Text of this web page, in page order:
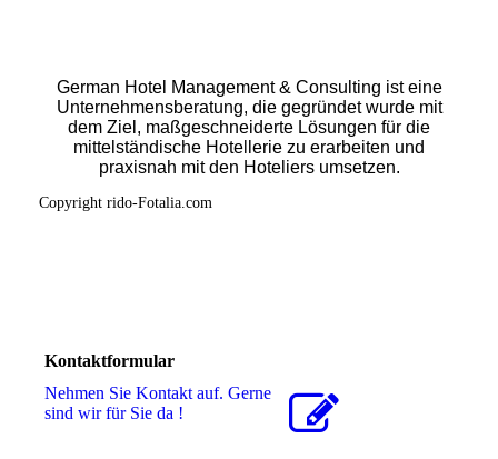
German Hotel Management & Consulting ist eine
Unternehmensberatung, die gegründet wurde mit
dem Ziel, maßgeschneiderte Lösungen für die
mittelständische Hotellerie zu erarbeiten und
praxisnah mit den Hoteliers umsetzen.
Copyright rido-Fotalia.com
Kontaktformular
Nehmen Sie Kontakt auf. Gerne
sind wir für Sie da !